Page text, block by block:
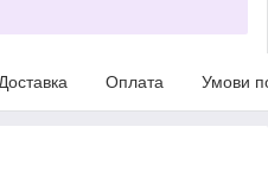
Доставка Оплата Умови